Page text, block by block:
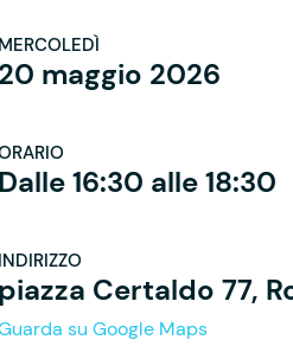
maggio 2026
16:30 alle 18:30
Certaldo 77,
su Google Maps